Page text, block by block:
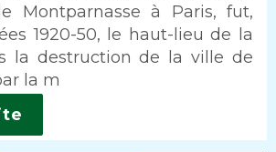
Montparnasse à Paris, fut,
1920-50, le haut-lieu de la
la destruction de la ville de
la m